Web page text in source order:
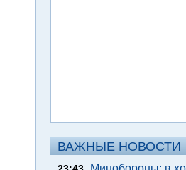
ВАЖНЫЕ НОВОСТИ